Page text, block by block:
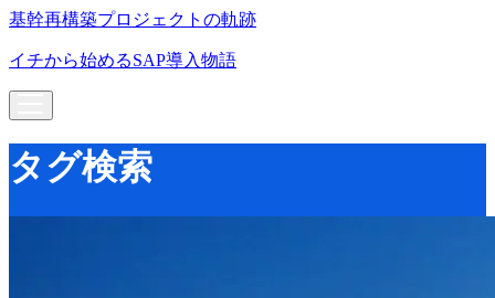
基幹再構築プロジェクトの軌跡
イチから始めるSAP導入物語
タグ検索